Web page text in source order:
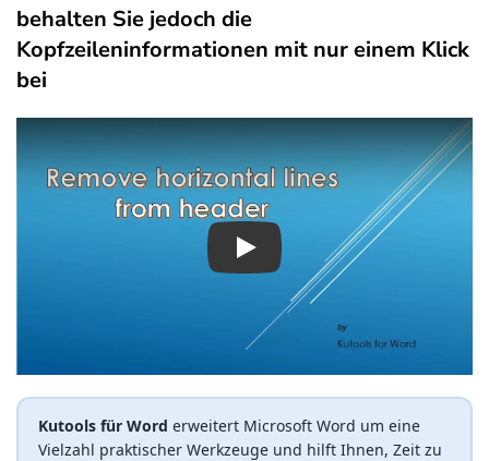
behalten Sie jedoch die
Kopfzeileninformationen mit nur einem Klick
bei
Play
Kutools für Word erweitert Microsoft Word um eine
Vielzahl praktischer Werkzeuge und hilft Ihnen, Zeit zu